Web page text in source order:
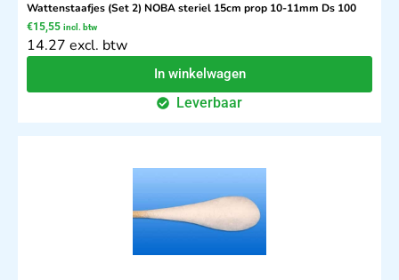
Wattenstaafjes (Set 2) NOBA steriel 15cm prop 10-11mm Ds 100
€15,55 incl. btw
14.27 excl. btw
In winkelwagen
Leverbaar